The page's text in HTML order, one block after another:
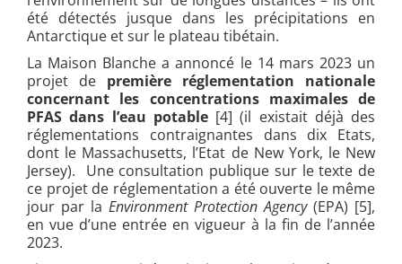
été détectés jusque dans les précipitations en
Antarctique et sur le plateau tibétain.
La Maison Blanche a annoncé le 14 mars 2023 un
projet de première réglementation nationale
concernant les concentrations maximales de
PFAS dans l’eau potable[4] (il existait déjà des
réglementations contraignantes dans dix Etats,
dont le Massachusetts, l’Etat de New York, le New
Jersey). Une consultation publique sur le texte de
ce projet de réglementation a été ouverte le même
jour par la Environment Protection Agency(EPA) [5],
en vue d’une entrée en vigueur à la fin de l’année
2023.